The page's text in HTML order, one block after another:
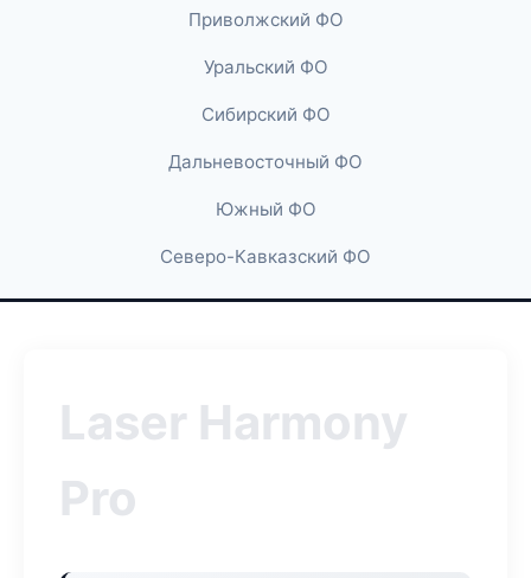
Приволжский ФО
Уральский ФО
Сибирский ФО
Дальневосточный ФО
Южный ФО
Северо-Кавказский ФО
Laser Harmony
Pro